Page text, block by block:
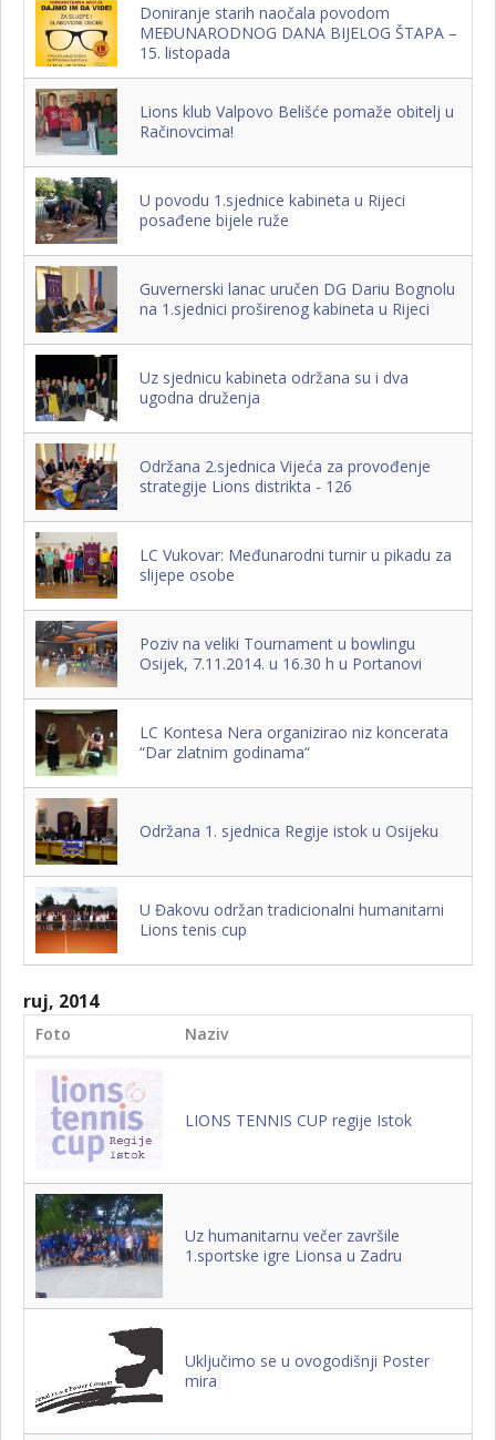
Doniranje starih naočala povodom
MEĐUNARODNOG DANA BIJELOG ŠTAPA –
15. listopada
Lions klub Valpovo Belišće pomaže obitelj u
Račinovcima!
U povodu 1.sjednice kabineta u Rijeci
posađene bijele ruže
Guvernerski lanac uručen DG Dariu Bognolu
na 1.sjednici proširenog kabineta u Rijeci
Uz sjednicu kabineta održana su i dva
ugodna druženja
Održana 2.sjednica Vijeća za provođenje
strategije Lions distrikta - 126
LC Vukovar: Međunarodni turnir u pikadu za
slijepe osobe
Poziv na veliki Tournament u bowlingu
Osijek, 7.11.2014. u 16.30 h u Portanovi
LC Kontesa Nera organizirao niz koncerata
“Dar zlatnim godinama“
Održana 1. sjednica Regije istok u Osijeku
U Đakovu održan tradicionalni humanitarni
Lions tenis cup
ruj, 2014
Foto Naziv
LIONS TENNIS CUP regije Istok
Uz humanitarnu večer završile
1.sportske igre Lionsa u Zadru
Uključimo se u ovogodišnji Poster
mira